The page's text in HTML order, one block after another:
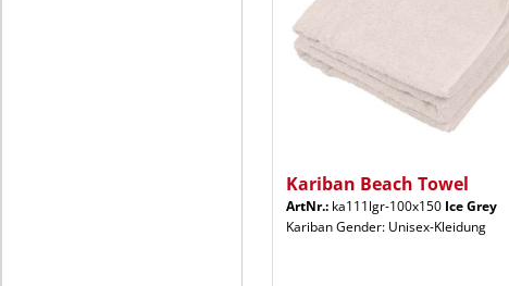
Kariban Beach Towel
ArtNr.: ka111lgr-100x150 Ice Grey
Kariban Gender: Unisex-Kleidung